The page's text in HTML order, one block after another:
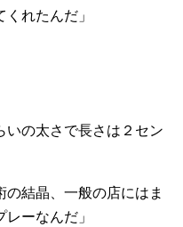
れたんだ」
いの太さで長さは２セン
の結晶、一般の店にはま
ーなんだ」